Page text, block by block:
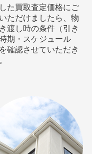
た買取査定価格にご
ただけましたら、物
渡し時の条件（引き
期・スケジュール
確認させていただき